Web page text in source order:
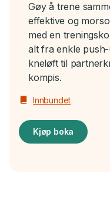
Gøy å trene
effektive og
med en
alt fra enkle
kneløft til
kompis.
Innbundet
Kjøp boka